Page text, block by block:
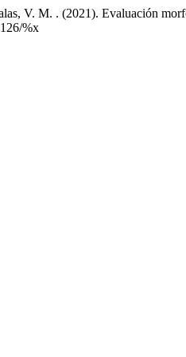
V. M. . (2021). Evaluación
%x